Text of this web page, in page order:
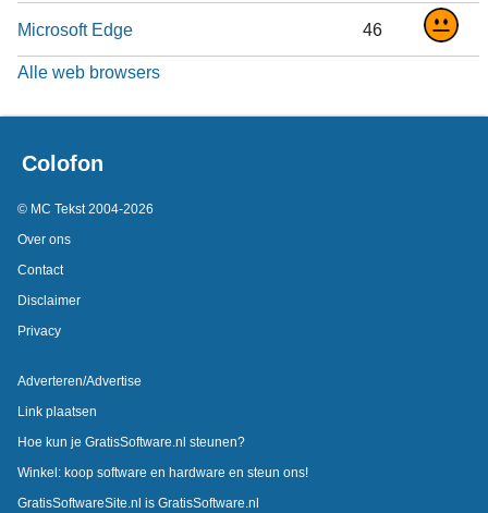
Microsoft Edge 46
Alle web browsers
Colofon
© MC Tekst 2004-2026
Over ons
Contact
Disclaimer
Privacy
Adverteren/Advertise
Link plaatsen
Hoe kun je GratisSoftware.nl steunen?
Winkel: koop software en hardware en steun ons!
GratisSoftwareSite.nl is GratisSoftware.nl